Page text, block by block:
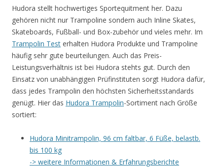
Hudora stellt hochwertiges Sportequitment her. Dazu
gehören nicht nur Trampoline sondern auch Inline Skates,
Skateboards, Fußball- und Box-zubehör und vieles mehr. Im
Trampolin Test erhalten Hudora Produkte und Trampoline
häufig sehr gute beurteilungen. Auch das Preis-
Leistungsverhältnis ist bei Hudora stehts gut. Durch den
Einsatz von unabhängigen Prüfinstituten sorgt Hudora dafür,
dass jedes Trampolin den höchsten Sicherheitsstandards
genügt. Hier das Hudora Trampolin-Sortiment nach Größe
sortiert:
Hudora Minitrampolin, 96 cm faltbar, 6 Füße, belastb.
bis 100 kg
-> weitere Informationen & Erfahrungsberichte